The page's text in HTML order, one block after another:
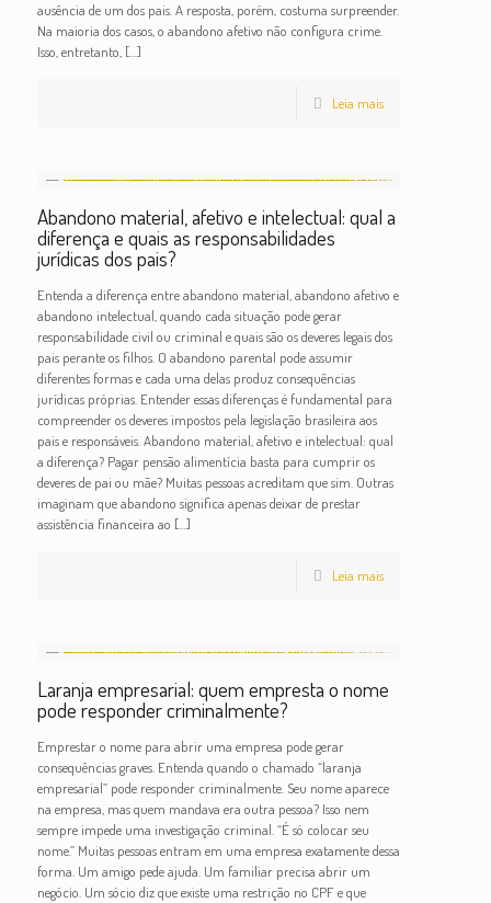
ausência de um dos pais. A resposta, porém, costuma surpreender.
Na maioria dos casos, o abandono afetivo não configura crime.
Isso, entretanto, […]
Leia mais
Abandono material, afetivo e intelectual: qual a
diferença e quais as responsabilidades
jurídicas dos pais?
Entenda a diferença entre abandono material, abandono afetivo e
abandono intelectual, quando cada situação pode gerar
responsabilidade civil ou criminal e quais são os deveres legais dos
pais perante os filhos. O abandono parental pode assumir
diferentes formas e cada uma delas produz consequências
jurídicas próprias. Entender essas diferenças é fundamental para
compreender os deveres impostos pela legislação brasileira aos
pais e responsáveis. Abandono material, afetivo e intelectual: qual
a diferença? Pagar pensão alimentícia basta para cumprir os
deveres de pai ou mãe? Muitas pessoas acreditam que sim. Outras
imaginam que abandono significa apenas deixar de prestar
assistência financeira ao […]
Leia mais
Laranja empresarial: quem empresta o nome
pode responder criminalmente?
Emprestar o nome para abrir uma empresa pode gerar
consequências graves. Entenda quando o chamado “laranja
empresarial” pode responder criminalmente. Seu nome aparece
na empresa, mas quem mandava era outra pessoa? Isso nem
sempre impede uma investigação criminal. “É só colocar seu
nome.” Muitas pessoas entram em uma empresa exatamente dessa
forma. Um amigo pede ajuda. Um familiar precisa abrir um
negócio. Um sócio diz que existe uma restrição no CPF e que